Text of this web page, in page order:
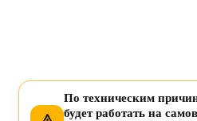
По техническим
будет работать на